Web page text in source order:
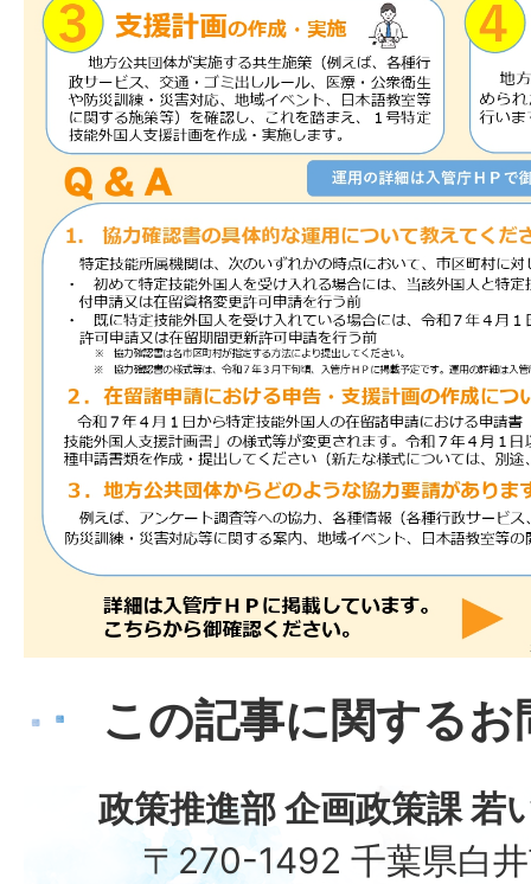
この記事に関する
政策推進部 企画政策課 若
〒270-1492 千葉県白